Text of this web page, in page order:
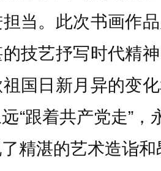
当。此次书画作
技艺抒写时代精
国日新月异的变
“跟着共产党走”，
了精湛的艺术造诣